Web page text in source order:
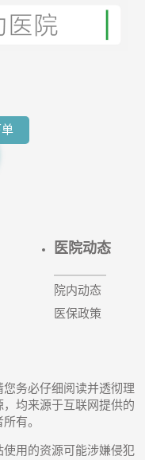
医院动态
院内动态
医保政策
务必仔细阅读并透彻理
均来源于互联网提供的
有。
用的资源可能涉嫌侵犯